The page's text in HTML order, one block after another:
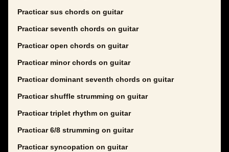
Practicar sus chords on guitar
Practicar seventh chords on guitar
Practicar open chords on guitar
Practicar minor chords on guitar
Practicar dominant seventh chords on guitar
Practicar shuffle strumming on guitar
Practicar triplet rhythm on guitar
Practicar 6/8 strumming on guitar
Practicar syncopation on guitar